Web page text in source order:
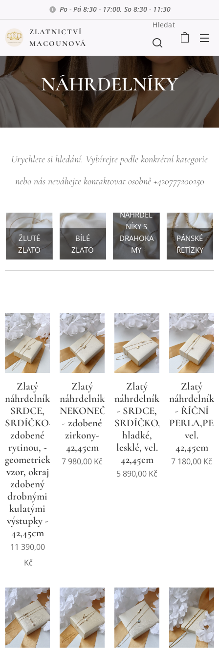
Po - Pá 8:30 - 17:00, So 8:30 - 11:30
ZLATNICTVÍ
MACOUNOVÁ
Hledat
NÁHRDELNÍKY
Urychlete si hledání. Vybírejte podle konkrétní kategorie
nebo nás neváhejte kontaktovat osobně +420777200250
ŽLUTÉ
ZLATO
BÍLÉ
ZLATO
NÁHRDEL
NÍKY S
DRAHOKA
MY
PÁNSKÉ
ŘETÍZKY
Zlatý
náhrdelník,
SRDCE,
SRDÍČKO-
zdobené
rytinou, -
geometrický
vzor, okraj
zdobený
drobnými
kulatými
výstupky -
42,45cm
11 390,00
Kč
Zlatý
náhrdelník,
NEKONEČNO
- zdobené
zirkony-
42,45cm
7 980,00 Kč
Zlatý
náhrdelník
- SRDCE,
SRDÍČKO,
hladké,
lesklé, vel.
42,45cm
5 890,00 Kč
Zlatý
náhrdelník
- ŘÍČNÍ
vel.
42,45cm
7 180,00 Kč